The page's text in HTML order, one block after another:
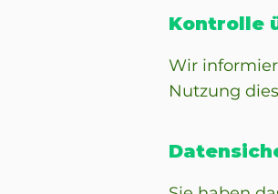
Kontrolle
Wir
Nutzung